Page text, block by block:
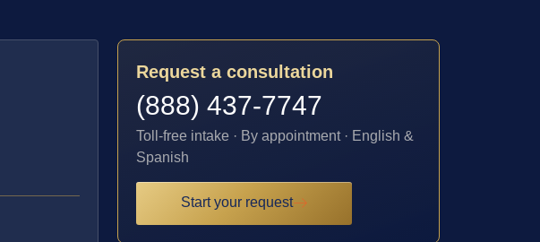
Request a consultation
(888) 437-7747
Toll-free intake · By appointment · English &
Spanish
Start your request